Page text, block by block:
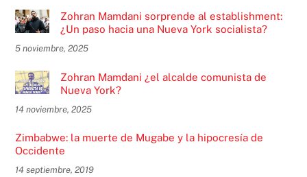
Zohran Mamdani sorprende al establishment:
¿Un paso hacia una Nueva York socialista?
5 noviembre, 2025
Zohran Mamdani ¿el alcalde comunista de
Nueva York?
14 noviembre, 2025
Zimbabwe: la muerte de Mugabe y la hipocresía de
Occidente
14 septiembre, 2019